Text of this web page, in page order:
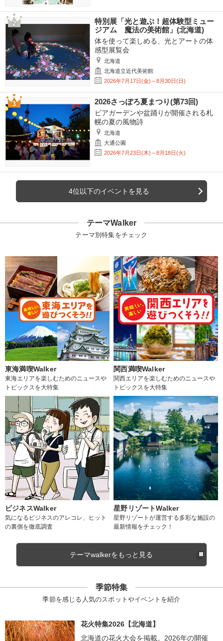
特別展「光と遊ぶ！超体験型ミュー
ジアム 魔法の美術館」(北海道)
体を使って楽しめる、光とアートの体
感型展覧会
北海道
北海道立近代美術館
2026年7月17日(金)～8月30日(日)
2026さっぽろ夏まつり(第73回)
ビアガーデンや盆踊りが開催される札
幌の夏の風物詩
北海道
大通公園
2026年7月23日(木)～8月18日(火)
4位以下のイベントを見る
テーマWalker
テーマ別特集をチェック
東海満喫Walker
東海エリアを楽しむためのニュースや
トピックスを大特集
関西満喫Walker
関西エリアを楽しむためのニュースや
トピックスを大特集
ビジネスWalker
気になるビジネスのアレコレ、ヒット
の裏側を徹底調査
星野リゾートWalker
星野リゾートが運営する多彩な施設の
最新情報をチェック！
テーマwalkerをもっと見る
季節特集
季節を感じる人気のスポットやイベントを紹介
花火特集2026【北海道】
北海道の花火大会を掲載。2026年の開催